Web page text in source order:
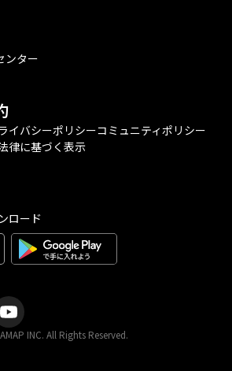
ンター
イバシーポリシーコミュニティポリシー
律に基づく表示
ロード
INC. All Rights Reserved.